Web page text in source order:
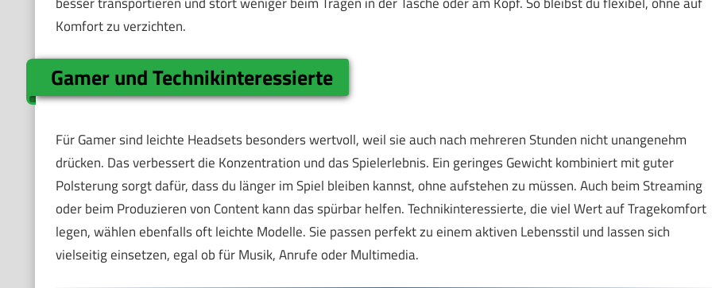
Komfort zu verzichten.
Gamer und Technikinteressierte
Für Gamer sind leichte Headsets besonders wertvoll, weil sie auch nach mehreren Stunden nicht unangenehm
drücken. Das verbessert die Konzentration und das Spielerlebnis. Ein geringes Gewicht kombiniert mit guter
Polsterung sorgt dafür, dass du länger im Spiel bleiben kannst, ohne aufstehen zu müssen. Auch beim Streaming
oder beim Produzieren von Content kann das spürbar helfen. Technikinteressierte, die viel Wert auf Tragekomfort
legen, wählen ebenfalls oft leichte Modelle. Sie passen perfekt zu einem aktiven Lebensstil und lassen sich
vielseitig einsetzen, egal ob für Musik, Anrufe oder Multimedia.